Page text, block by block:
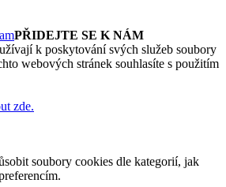
PŘIDEJTE SE K NÁM
k poskytování svých služeb soubory
webových stránek souhlasíte s použitím
zde.
soubory cookies dle kategorií, jak